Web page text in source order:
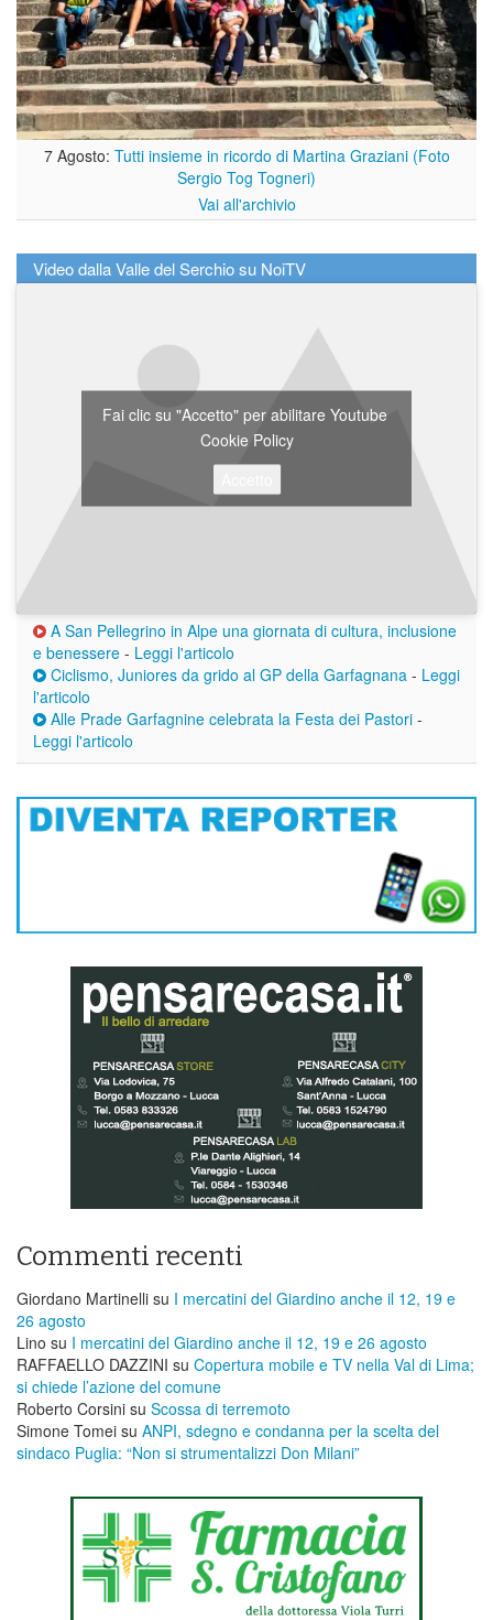
7 Agosto: Tutti insieme in ricordo di Martina Graziani (Foto
Sergio Tog Togneri)
Vai all'archivio
Video dalla Valle del Serchio su NoiTV
Fai clic su "Accetto" per abilitare Youtube
Cookie Policy
A San Pellegrino in Alpe una giornata di cultura, inclusione
e benessere - Leggi l'articolo
Ciclismo, Juniores da grido al GP della Garfagnana - Leggi
l'articolo
Alle Prade Garfagnine celebrata la Festa dei Pastori -
Leggi l'articolo
Commenti recenti
Giordano Martinelli su I mercatini del Giardino anche il 12, 19 e
26 agosto
Lino su I mercatini del Giardino anche il 12, 19 e 26 agosto
RAFFAELLO DAZZINI su ​Copertura mobile e TV nella Val di Lima;
si chiede l’azione del comune
Roberto Corsini su Scossa di terremoto
Simone Tomei su ANPI, sdegno e condanna per la scelta del
sindaco Puglia: “Non si strumentalizzi Don Milani”